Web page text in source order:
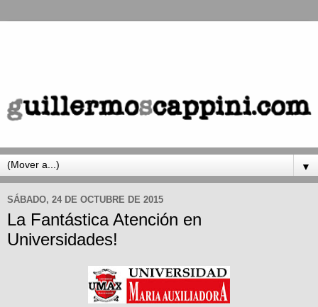
▼
SÁBADO, 24 DE OCTUBRE DE 2015
La Fantástica Atención en
Universidades!